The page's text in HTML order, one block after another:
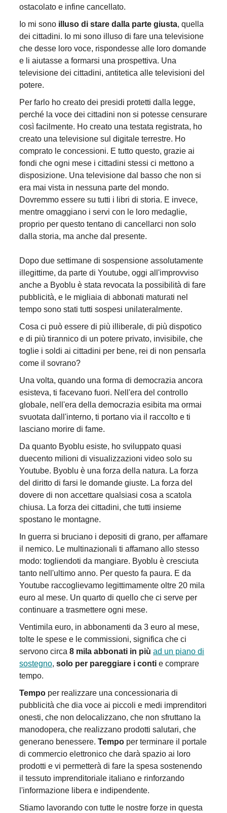
ostacolato e infine cancellato.
Io mi sono illuso di stare dalla parte giusta, quella
dei cittadini. Io mi sono illuso di fare una televisione
che desse loro voce, rispondesse alle loro domande
e li aiutasse a formarsi una prospettiva. Una
televisione dei cittadini, antitetica alle televisioni del
potere.
Per farlo ho creato dei presidi protetti dalla legge,
perché la voce dei cittadini non si potesse censurare
così facilmente. Ho creato una testata registrata, ho
creato una televisione sul digitale terrestre. Ho
comprato le concessioni. E tutto questo, grazie ai
fondi che ogni mese i cittadini stessi ci mettono a
disposizione. Una televisione dal basso che non si
era mai vista in nessuna parte del mondo.
Dovremmo essere su tutti i libri di storia. E invece,
mentre omaggiano i servi con le loro medaglie,
proprio per questo tentano di cancellarci non solo
dalla storia, ma anche dal presente.
Dopo due settimane di sospensione assolutamente
illegittime, da parte di Youtube, oggi all'improvviso
anche a Byoblu è stata revocata la possibilità di fare
pubblicità, e le migliaia di abbonati maturati nel
tempo sono stati tutti sospesi unilateralmente.
Cosa ci può essere di più illiberale, di più dispotico
e di più tirannico di un potere privato, invisibile, che
toglie i soldi ai cittadini per bene, rei di non pensarla
come il sovrano?
Una volta, quando una forma di democrazia ancora
esisteva, ti facevano fuori. Nell'era del controllo
globale, nell'era della democrazia esibita ma ormai
svuotata dall'interno, ti portano via il raccolto e ti
lasciano morire di fame.
Da quanto Byoblu esiste, ho sviluppato quasi
duecento milioni di visualizzazioni video solo su
Youtube. Byoblu è una forza della natura. La forza
del diritto di farsi le domande giuste. La forza del
dovere di non accettare qualsiasi cosa a scatola
chiusa. La forza dei cittadini, che tutti insieme
spostano le montagne.
In guerra si bruciano i depositi di grano, per affamare
il nemico. Le multinazionali ti affamano allo stesso
modo: togliendoti da mangiare. Byoblu è cresciuta
tanto nell'ultimo anno. Per questo fa paura. E da
Youtube raccoglievamo legittimamente oltre 20 mila
euro al mese. Un quarto di quello che ci serve per
continuare a trasmettere ogni mese.
Ventimila euro, in abbonamenti da 3 euro al mese,
tolte le spese e le commissioni, significa che ci
servono circa 8 mila abbonati in più ad un piano di
sostegno, solo per pareggiare i conti e comprare
tempo.
Tempo per realizzare una concessionaria di
pubblicità che dia voce ai piccoli e medi imprenditori
onesti, che non delocalizzano, che non sfruttano la
manodopera, che realizzano prodotti salutari, che
generano benessere. Tempo per terminare il portale
di commercio elettronico che darà spazio ai loro
prodotti e vi permetterà di fare la spesa sostenendo
il tessuto imprenditoriale italiano e rinforzando
l'informazione libera e indipendente.
Stiamo lavorando con tutte le nostre forze in questa